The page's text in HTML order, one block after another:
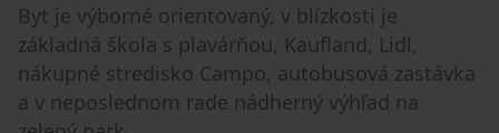
Byt je výborné orientovaný, v blízkosti je
základná škola s plavárňou, Kaufland, Lidl,
nákupné stredisko Campo, autobusová zastávka
a v neposlednom rade nádherný výhľad na